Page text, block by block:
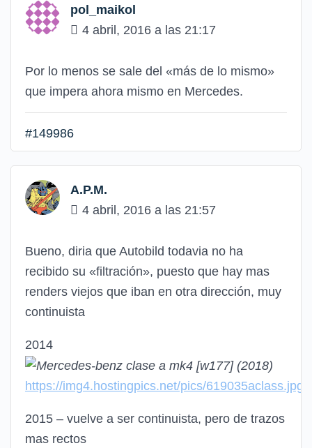
pol_maikol
4 abril, 2016 a las 21:17
Por lo menos se sale del «más de lo mismo»
que impera ahora mismo en Mercedes.
#149986
A.P.M.
4 abril, 2016 a las 21:57
Bueno, diria que Autobild todavia no ha
recibido su «filtración», puesto que hay mas
renders viejos que iban en otra dirección, muy
continuista
2014
https://img4.hostingpics.net/pics/619035aclass.jpg
2015 – vuelve a ser continuista, pero de trazos
mas rectos